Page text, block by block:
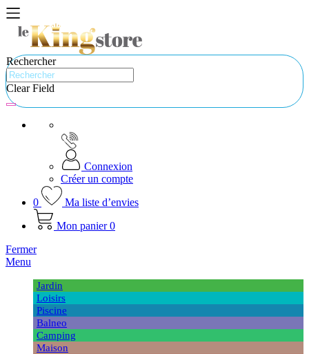
Rechercher
Clear Field
Connexion
Créer un compte
0
Ma liste d’envies
Mon panier 0
Fermer
Menu
Jardin
Loisirs
Piscine
Balneo
Camping
Maison